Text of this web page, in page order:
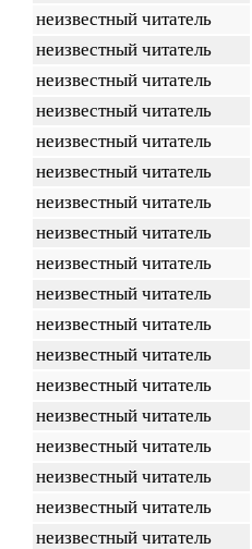
неизвестный читатель
неизвестный читатель
неизвестный читатель
неизвестный читатель
неизвестный читатель
неизвестный читатель
неизвестный читатель
неизвестный читатель
неизвестный читатель
неизвестный читатель
неизвестный читатель
неизвестный читатель
неизвестный читатель
неизвестный читатель
неизвестный читатель
неизвестный читатель
неизвестный читатель
неизвестный читатель